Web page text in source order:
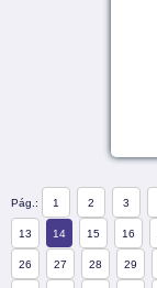
Pág.: 1 2 3
13 14 15 16
26 27 28 29